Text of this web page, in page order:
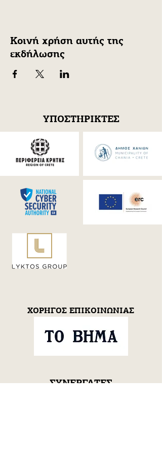
Κοινή χρήση αυτής της
εκδήλωσης
ΥΠΟΣΤΗΡΙΚΤΕΣ
ΧΟΡΗΓΟΣ ΕΠΙΚΟΙΝΩΝΙΑΣ
ΣΥΝΕΡΓΑΤΕΣ